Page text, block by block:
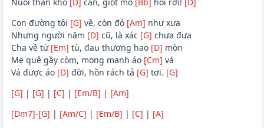
Nuôi thân khô [D] cằn, giọt mồ [Bb] hôi rơi! [D]
Con đường tôi [G] về, còn đó [Am] như xưa
Nhưng người năm [D] cũ, là xác [G] chưa đưa
Cha về từ [Em] tù, đau thương hao [D] mòn
Mẹ quê gầy còm, mong manh áo [Cm] vá
Vá được áo [D] đời, hồn rách tả [G] tơi. [G]
[G] | [G] | [C] | [Em/B] | [Am]
[Dm7]-[G] | [Am/C] | [Em/B] | [C] | [A]